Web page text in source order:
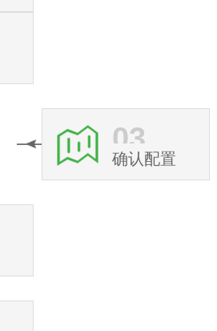
03
确认配置